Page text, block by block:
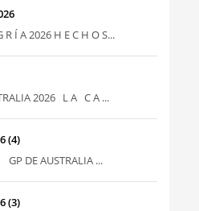
Í A 2026 H E C H O S...
2026 L A C A ...
(4)
DE AUSTRALIA ...
(3)